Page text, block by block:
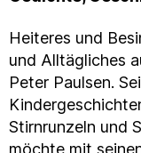
Heiteres und
und Alltägliches
Peter Paulsen.
Stirnrunzeln und
möchte mit